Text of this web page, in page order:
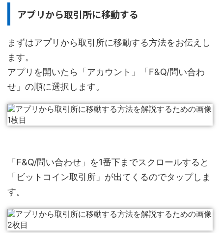
アプリから取引所に移動する
まずはアプリから取引所に移動する方法をお伝えし
ます。
アプリを開いたら「アカウント」「F&Q/問い合わ
せ」の順に選択します。
「F&Q/問い合わせ」を1番下までスクロールすると
「ビットコイン取引所」が出てくるのでタップしま
す。